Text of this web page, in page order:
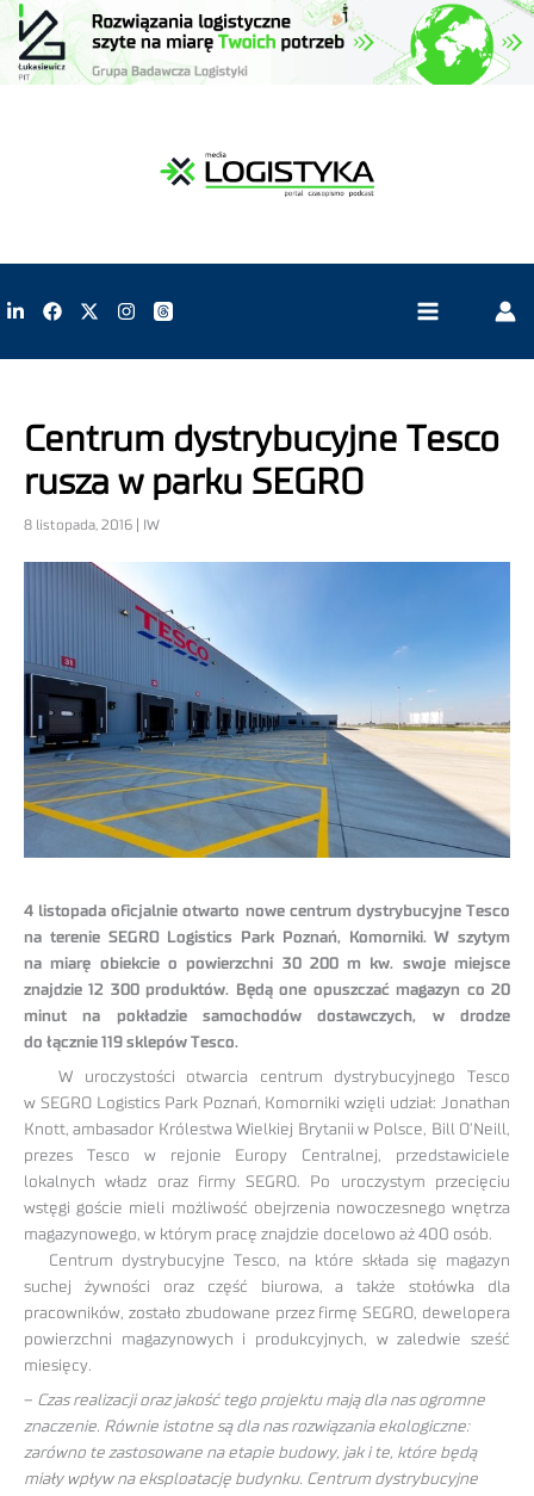
Centrum dystrybucyjne Tesco
rusza w parku SEGRO
8 listopada, 2016 | IW
4 listopada oficjalnie otwarto nowe centrum dystrybucyjne Tesco
na terenie SEGRO Logistics Park Poznań, Komorniki. W szytym
na miarę obiekcie o powierzchni 30 200 m kw. swoje miejsce
znajdzie 12 300 produktów. Będą one opuszczać magazyn co 20
minut na pokładzie samochodów dostawczych, w drodze
do łącznie 119 sklepów Tesco.
W uroczystości otwarcia centrum dystrybucyjnego Tesco
w SEGRO Logistics Park Poznań, Komorniki wzięli udział: Jonathan
Knott, ambasador Królestwa Wielkiej Brytanii w Polsce, Bill O’Neill,
prezes Tesco w rejonie Europy Centralnej, przedstawiciele
lokalnych władz oraz firmy SEGRO. Po uroczystym przecięciu
wstęgi goście mieli możliwość obejrzenia nowoczesnego wnętrza
magazynowego, w którym pracę znajdzie docelowo aż 400 osób.
Centrum dystrybucyjne Tesco, na które składa się magazyn
suchej żywności oraz część biurowa, a także stołówka dla
pracowników, zostało zbudowane przez firmę SEGRO, dewelopera
powierzchni magazynowych i produkcyjnych, w zaledwie sześć
miesięcy.
– Czas realizacji oraz jakość tego projektu mają dla nas ogromne
znaczenie. Równie istotne są dla nas rozwiązania ekologiczne:
zarówno te zastosowane na etapie budowy, jak i te, które będą
miały wpływ na eksploatację budynku. Centrum dystrybucyjne